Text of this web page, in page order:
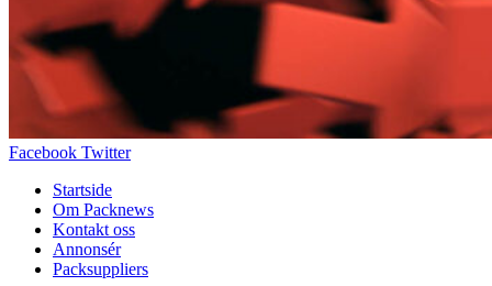
Facebook Twitter
Startside
Om Packnews
Kontakt oss
Annonsér
Packsuppliers